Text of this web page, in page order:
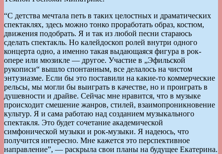
“С детства мечтала петь в таких целостных и драматических
спектаклях, здесь можно тонко проработать образ, костюм,
движения подобрать. Я и так из любой песни стараюсь
сделать спектакль. Но калейдоскоп ролей внутри одного
концерта одно, а именно такая выдающаяся фигура в рок-
опере или мюзикле — другое. Участие в „Эфильской
рукописи“ вышло спонтанным, все делалось на чистом
энтузиазме. Если бы это поставили на какие-то коммерческие
рельсы, мы могли бы выиграть в качестве, но и проиграть в
душевности и драйве. Сейчас мне нравится, что в музыке
происходит смешение жанров, стилей, взаимопроникновение
культур. Я и сама работаю над созданием музыкального
спектакля. Это будет сочетание академической
симфонической музыки и рок-музыки. Я надеюсь, что
получится интересно. Мне кажется это перспективное
направление”, — раскрыла свои планы на будущее Екатерина.